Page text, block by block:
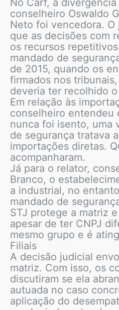
conselheiro Oswaldo
Neto foi vencedora.
que as decisões com
os recursos
mandado de
de 2015, quando os
firmados nos
deveria ter recolhido o
Em relação às
conselheiro entendeu
nunca foi isento, uma
de segurança tratava
importações diretas.
acompanharam.
Já para o relator,
Branco, o
a industrial, no
mandado de
STJ protege a matriz
apesar de ter CNPJ
mesmo grupo e é
Filiais
A decisão judicial
matriz. Com isso, os
discutiram se ela
autuada no caso
aplicação do